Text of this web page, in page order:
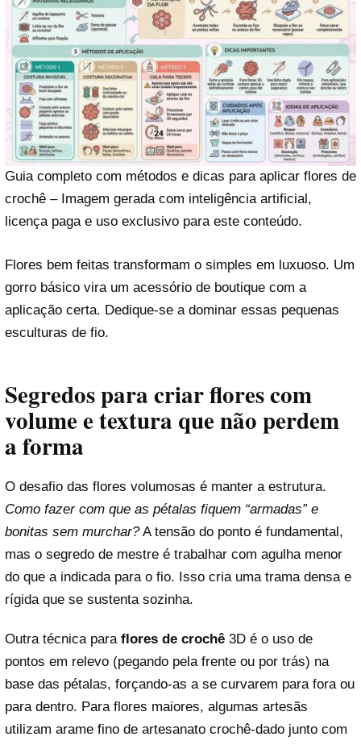
Guia completo com métodos e dicas para aplicar flores de
crochê – Imagem gerada com inteligência artificial,
licença paga e uso exclusivo para este conteúdo.
Flores bem feitas transformam o simples em luxuoso. Um
gorro básico vira um acessório de boutique com a
aplicação certa. Dedique-se a dominar essas pequenas
esculturas de fio.
Segredos para criar flores com
volume e textura que não perdem
a forma
O desafio das flores volumosas é manter a estrutura.
Como fazer com que as pétalas fiquem “armadas” e
bonitas sem murchar?A tensão do ponto é fundamental,
mas o segredo de mestre é trabalhar com agulha menor
do que a indicada para o fio. Isso cria uma trama densa e
rígida que se sustenta sozinha.
Outra técnica para flores de crochê 3D é o uso de
pontos em relevo (pegando pela frente ou por trás) na
base das pétalas, forçando-as a se curvarem para fora ou
para dentro. Para flores maiores, algumas artesãs
utilizam arame fino de artesanato crochê-dado junto com